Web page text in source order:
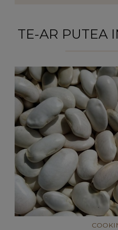
TE-AR PUTEA